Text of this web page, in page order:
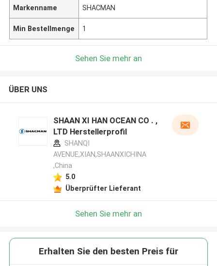
Markenname SHACMAN
Min Bestellmenge 1
Sehen Sie mehr an
ÜBER UNS
SHAAN XI HAN OCEAN CO . ,
LTD Herstellerprofil
SHANQI
AVENUE,XIAN,SHAANXICHINA
,China
5.0
Überprüfter Lieferant
Sehen Sie mehr an
Erhalten Sie den besten Preis für